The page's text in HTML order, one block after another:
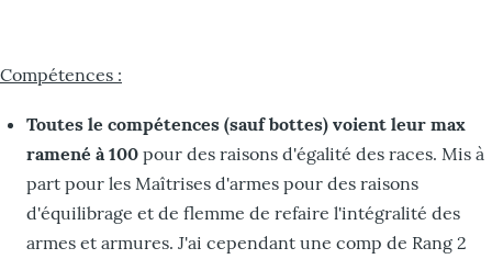
Compétences :
Toutes le compétences (sauf bottes) voient leur max
ramené à 100 pour des raisons d'égalité des races. Mis à
part pour les Maîtrises d'armes pour des raisons
d'équilibrage et de flemme de refaire l'intégralité des
armes et armures. J'ai cependant une comp de Rang 2